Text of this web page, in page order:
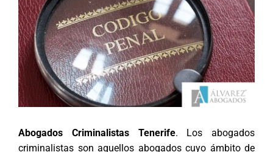
Abogados Criminalistas Tenerife. Los abogados
criminalistas son aquellos abogados cuyo ámbito de